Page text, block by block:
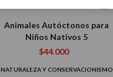
Animales Autóctonos para
Niños Nativos 5
$44.000
NATURALEZA Y CONSERVACIONISMO